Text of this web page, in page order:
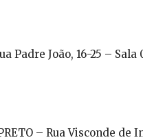
Padre João, 16-25 –
– Rua Visconde de